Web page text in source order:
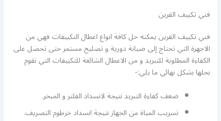
فني تكييف القرين
فني تكييف القرين يمكنه حل كافة انواع اعطال التكييفات فهي من
الاجهزة التي تحتاج إلى صيانة دورية و تصليح مستمر حتى تحصل على
الكفاءة المطلوبة للتبريد و من الاعطال الشائعة للتكييفات التي نقوم
بحلها بشكل نهائي ما يلي:-
ضعف كفاءة التبريد نتيجة لانسداد الفلتر و المبخر.
تسريب المياة من الجهاز نتيجة انسداد خرطوم التصريف.